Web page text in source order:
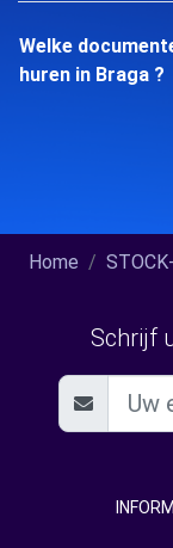
Welke
huren in Braga ?
Home
Schrijf